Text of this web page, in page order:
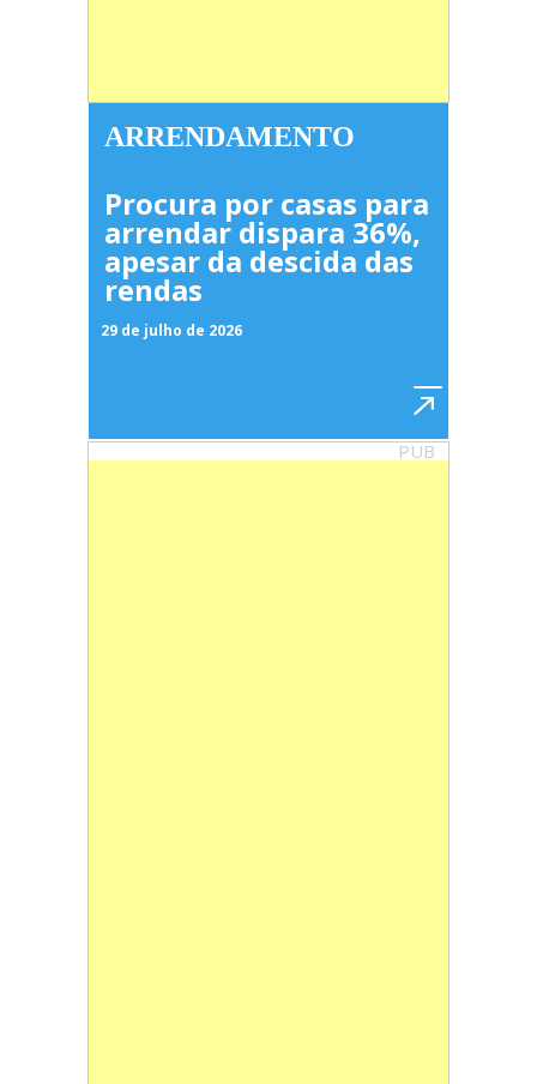
ARRENDAMENTO
Procura por casas para
arrendar dispara 36%,
apesar da descida das
rendas
29 de julho de 2026
PUB